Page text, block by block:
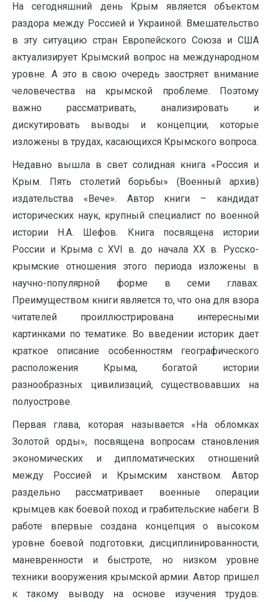
На сегодняшний день Крым является объектом
раздора между Россией и Украиной. Вмешательство
в эту ситуацию стран Европейского Союза и США
актуализирует Крымский вопрос на международном
уровне. А это в свою очередь заостряет внимание
человечества на крымской проблеме. Поэтому
важно рассматривать, анализировать и
дискутировать выводы и концепции, которые
изложены в трудах, касающихся Крымского вопроса.
Недавно вышла в свет солидная книга «Россия и
Крым. Пять столетий борьбы» (Военный архив)
издательства «Вече». Автор книги – кандидат
исторических наук, крупный специалист по военной
истории Н.А. Шефов. Книга посвящена истории
России и Крыма с ХVI в. до начала ХХ в. Русско-
крымские отношения этого периода изложены в
научно-популярной форме в семи главах.
Преимуществом книги является то, что она для взора
читателей проиллюстрирована интересными
картинками по тематике. Во введении историк дает
краткое описание особенностям географического
расположения Крыма, богатой истории
разнообразных цивилизаций, существовавших на
полуострове.
Первая глава, которая называется «На обломках
Золотой орды», посвящена вопросам становления
экономических и дипломатических отношений
между Россией и Крымским ханством. Автор
раздельно рассматривает военные операции
крымцев как боевой поход и грабительские набеги. В
работе впервые создана концепция о высоком
уровне боевой подготовки, дисциплинированности,
маневренности и быстроте, но низком уровне
техники вооружения крымской армии. Автор пришел
к такому выводу на основе изучения трудов: